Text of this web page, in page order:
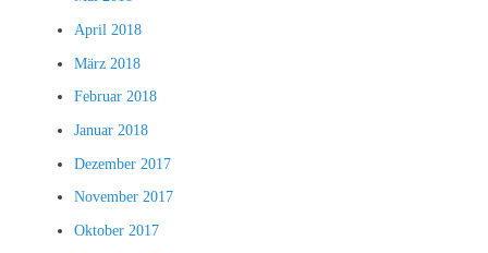
April 2018
März 2018
Februar 2018
Januar 2018
Dezember 2017
November 2017
Oktober 2017